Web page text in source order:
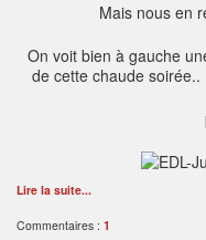
Mais nous en
On voit bien à gauche
de cette chaude
Lire la suite...
Commentaires : 1